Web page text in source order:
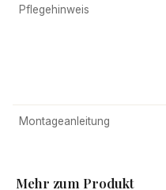
Pflegehinweis
Montageanleitung
Mehr zum Produkt